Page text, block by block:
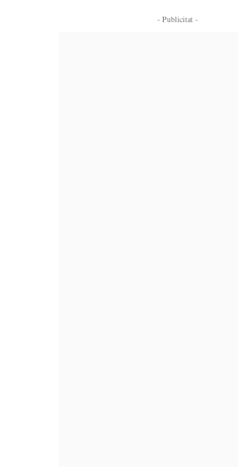
- Publicitat -